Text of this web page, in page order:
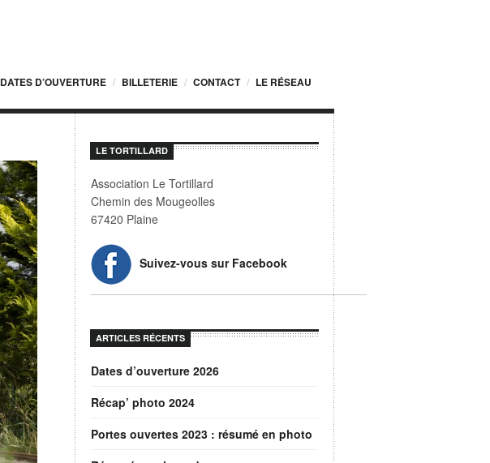
DATES D’OUVERTURE BILLETERIE CONTACT LE RÉSEAU
LE TORTILLARD
Association Le Tortillard
Chemin des Mougeolles
67420 Plaine
Suivez-vous sur Facebook
ARTICLES RÉCENTS
Dates d’ouverture 2026
Récap’ photo 2024
Portes ouvertes 2023 : résumé en photo